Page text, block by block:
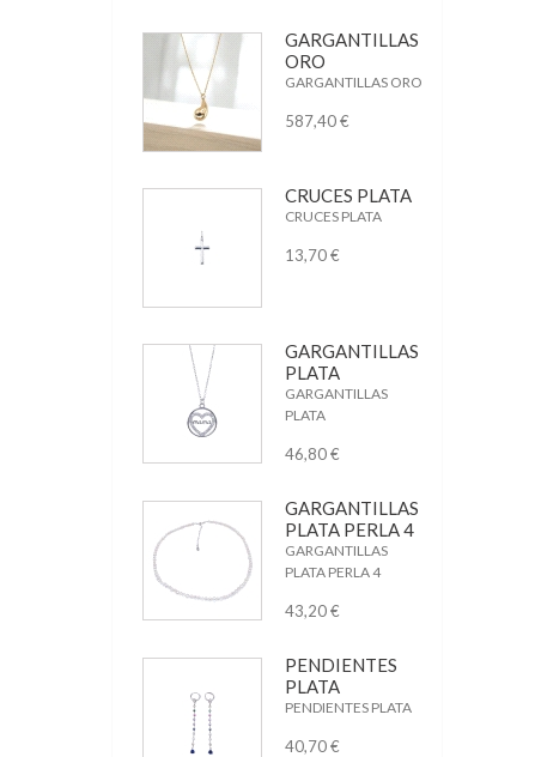
GARGANTILLAS
ORO
GARGANTILLAS ORO
587,40 €
CRUCES PLATA
CRUCES PLATA
13,70 €
GARGANTILLAS
PLATA
GARGANTILLAS
PLATA
46,80 €
GARGANTILLAS
PLATA PERLA 4
GARGANTILLAS
PLATA PERLA 4
43,20 €
PENDIENTES
PLATA
PENDIENTES PLATA
40,70 €